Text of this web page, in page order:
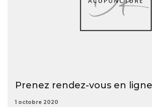
Prenez rendez-vous en ligne
1 octobre 2020